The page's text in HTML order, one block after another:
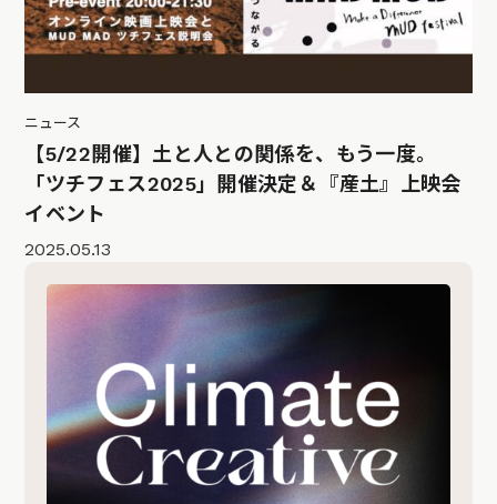
ニュース
【5/22開催】土と人との関係を、もう一度。
「ツチフェス2025」開催決定＆『産土』上映会
イベント
2025.05.13